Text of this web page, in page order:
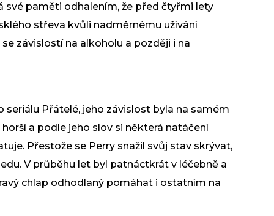
své paměti odhalením, že před čtyřmi lety
střeva kvůli nadměrnému užívání
závislostí na alkoholu a později i na
Přátelé, jeho závislost byla na samém
a podle jeho slov si některá natáčení
Přestože se Perry snažil svůj stav skrývat,
V průběhu let byl patnáctkrát v léčebně a
chlap odhodlaný pomáhat i ostatním na